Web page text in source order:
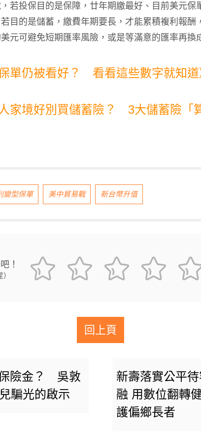
若投保目的是保障，廿年期繳最好、目前美元保
目的是儲蓄，繳費年期要長，才能累積複利報酬
元可避免短期匯率風險，或是等滿意的匯率再換
單仍被看好？ 看看這些數字就知道
家境好別買儲蓄險？ 3大儲蓄險「
變型保單 美中貿易戰 新台幣升值
！
回上頁
險金？ 吳敦
騙光的啟示
新壽落實公平
融 用數位翻轉
護偏鄉長者